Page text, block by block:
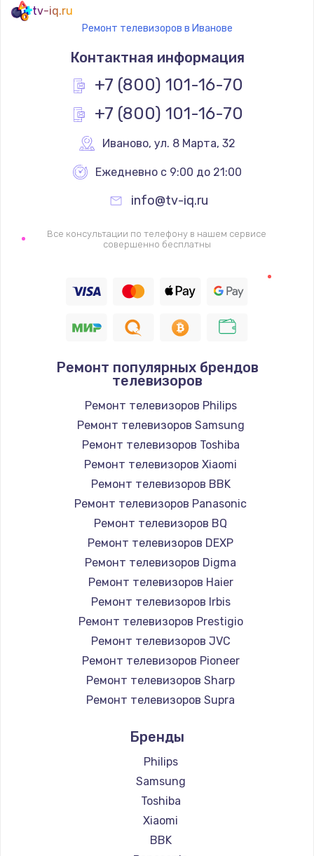
900 руб.
Заказать
900 руб.
Заказать
Не работает
1400 руб.
Восстановление цепи питания, пайка
Заказать
Программный ремонт/прошивка
Замена Bluetooth/Wi-Fi модуля
Заказать
Замена картридера
890 руб.
Заказать
Замена микросхемы NFC
1100 руб.
Заказать
Замена шим-контроллера
Заказать
Настройка Wi-Fi
1030 руб.
Заказать
tv-iq.ru
Ремонт телевизоров в Иванове
Контактная информация
+7 (800) 101-16-70
+7 (800) 101-16-70
Иваново, ул. 8 Марта, 32
Ежедневно с 9:00 до 21:00
info@tv-iq.ru
Все консультации по телефону в нашем сервисе
совершенно бесплатны
Ремонт популярных брендов
телевизоров
Ремонт телевизоров Philips
Ремонт телевизоров Samsung
Ремонт телевизоров Toshiba
Ремонт телевизоров Xiaomi
Ремонт телевизоров BBK
Ремонт телевизоров Panasonic
Ремонт телевизоров BQ
Ремонт телевизоров DEXP
Ремонт телевизоров Digma
Ремонт телевизоров Haier
Ремонт телевизоров Irbis
Ремонт телевизоров Prestigio
Ремонт телевизоров JVC
Ремонт телевизоров Pioneer
Ремонт телевизоров Sharp
Ремонт телевизоров Supra
Ремонт телевизоров Hisense
Ремонт телевизоров Daewoo
Ремонт телевизоров Centek
Ремонт телевизоров Telefunken
Ремонт телевизоров Hyundai
Ремонт телевизоров Doffler
Бренды
Philips
Samsung
Toshiba
Xiaomi
BBK